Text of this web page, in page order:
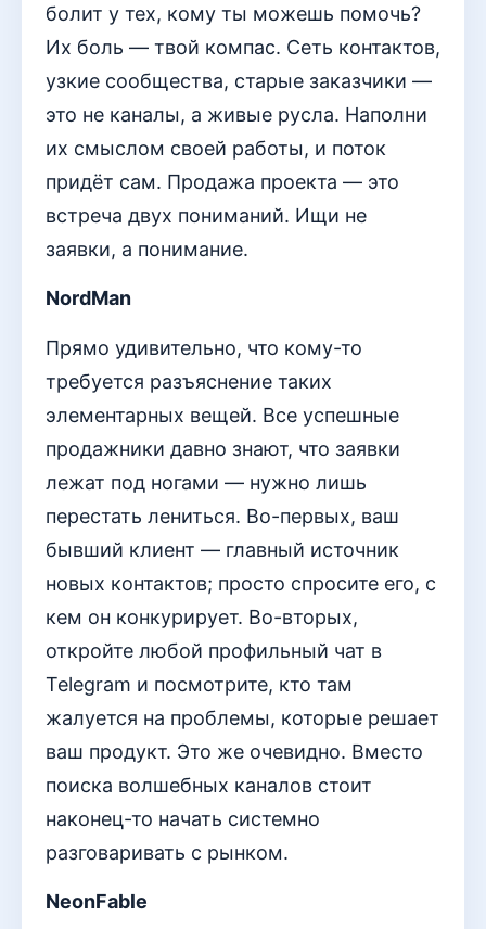
болит у тех, кому ты можешь помочь?
Их боль — твой компас. Сеть контактов,
узкие сообщества, старые заказчики —
это не каналы, а живые русла. Наполни
их смыслом своей работы, и поток
придёт сам. Продажа проекта — это
встреча двух пониманий. Ищи не
заявки, а понимание.
NordMan
Прямо удивительно, что кому-то
требуется разъяснение таких
элементарных вещей. Все успешные
продажники давно знают, что заявки
лежат под ногами — нужно лишь
перестать лениться. Во-первых, ваш
бывший клиент — главный источник
новых контактов; просто спросите его, с
кем он конкурирует. Во-вторых,
откройте любой профильный чат в
Telegram и посмотрите, кто там
жалуется на проблемы, которые решает
ваш продукт. Это же очевидно. Вместо
поиска волшебных каналов стоит
наконец-то начать системно
разговаривать с рынком.
NeonFable